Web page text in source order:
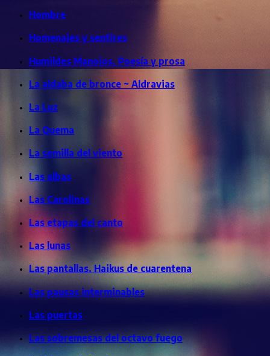
Hombre
Homenajes y sentires
Humildes Manojos. Poesía y prosa
La aldaba de bronce ~ Aldravias
La Luz
La Quema
La semilla del viento
Las albas
Las Carolinas
Las etapas del canto
Las lunas
Las pantallas. Haikus de cuarentena
Las pausas interminables
Las puertas
Las sobremesas del octavo fuego